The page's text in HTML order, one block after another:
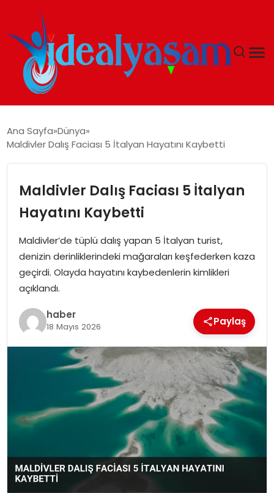
EKONOMI
İDEAL YAŞAM
İDEAL SPOR
YAŞAM
MAGAZIN
SOSYAL HABER
Ana Sayfa Dünya
Maldivler Dalış Faciası 5 İtalyan Hayatını Kaybetti
Maldivler Dalış Faciası 5 İtalyan
Hayatını Kaybetti
Maldivler’de tüplü dalış yapan 5 İtalyan turist,
denizin derinliklerindeki mağaraları keşfederken kaza
geçirdi. Olayda hayatını kaybedenlerin kimlikleri
açıklandı.
haber
18 Mayıs 2026 Paylaş